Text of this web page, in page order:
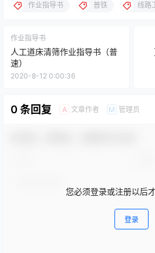
作业指导书 普铁 线路
作业指导书
人工道床清筛作业指导书（普
速）
2020-8-12 0:00:36
0 条回复 A 文章作者 M 管理员
您必须登录或注册以后
登录